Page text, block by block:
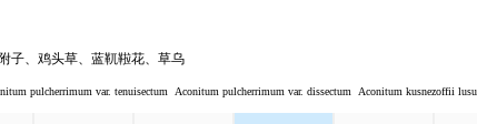
子、 鸡头草、 蓝靰鞡花、 草乌
pulcherrimum var. tenuisectum Aconitum pulcherrimum var. dissectum Aconitum kusnezoffii